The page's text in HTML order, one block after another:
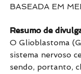
BASEADA EM
Resumo de
O Glioblastoma
sistema nervoso
sendo, portanto,